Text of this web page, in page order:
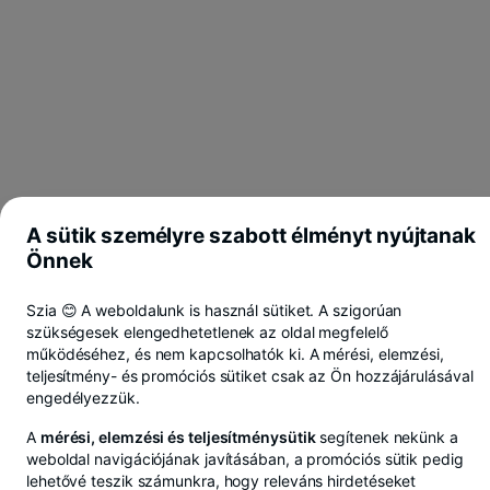
A sütik személyre szabott élményt nyújtanak
Önnek
Szia 😊 A weboldalunk is használ sütiket. A szigorúan
szükségesek elengedhetetlenek az oldal megfelelő
működéséhez, és nem kapcsolhatók ki. A mérési, elemzési,
teljesítmény- és promóciós sütiket csak az Ön hozzájárulásával
engedélyezzük.
A mérési, elemzési és teljesítménysütiksegítenek nekünk a
weboldal navigációjának javításában, a promóciós sütik pedig
lehetővé teszik számunkra, hogy releváns hirdetéseket